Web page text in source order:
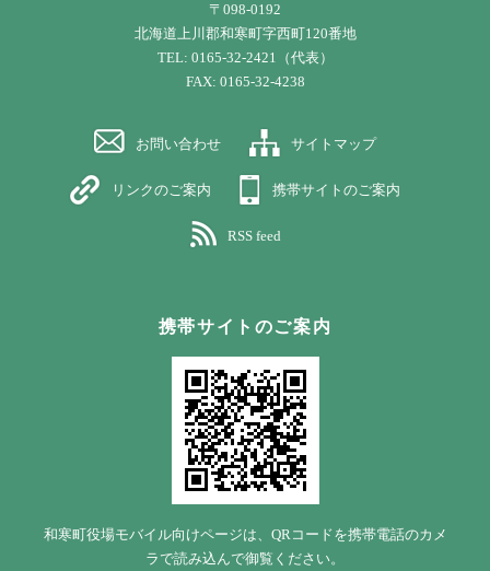
〒098-0192
北海道上川郡和寒町字西町120番地
TEL: 0165-32-2421（代表）
FAX: 0165-32-4238
お問い合わせ サイトマップ
リンクのご案内 携帯サイトのご案内
RSS feed
携帯サイトのご案内
和寒町役場モバイル向けページは、QRコードを携帯電話のカメ
ラで読み込んで御覧ください。